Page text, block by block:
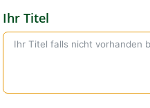
Ihr Titel